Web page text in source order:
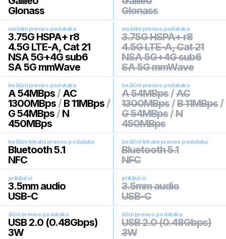
Glonass
Glonass
mobilni prenos podataka
3.75G HSPA+ r8
4.5G LTE-A, Cat 21
NSA 5G+4G sub6
SA 5G mmWave
mobilni prenos podataka
3.75G HSPA+ r8
4.5G LTE-A, Cat 21
NSA 5G+4G sub6
SA 5G mmWave
bežični prenos podataka
A 54MBps / AC
1300MBps / B 11MBps /
G 54MBps / N
450MBps
bežični prenos podataka
A 54MBps /AC
1300MBps /B 11MBps /
G 54MBps /N
450MBps
bežični lokalni prenos podataka
Bluetooth 5.1
NFC
bežični lokalni prenos podataka
Bluetooth 5.1
NFC
priključci
3.5mm audio
USB-C
priključci
3.5mm audio
USB-C
žični prenos podataka
USB 2.0 (0.48Gbps)
3W
žični prenos podataka
USB 2.0 (0.48Gbps)
3W